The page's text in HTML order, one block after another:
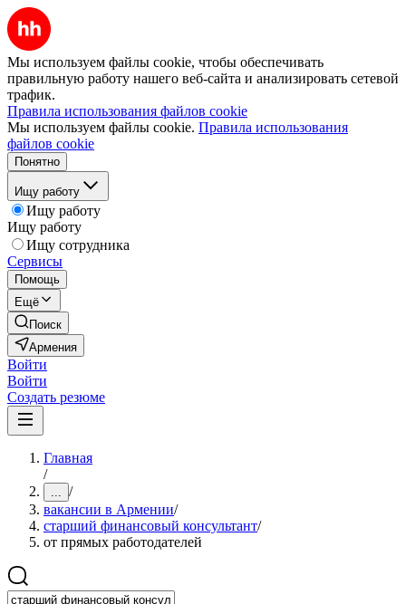
Мы используем файлы cookie, чтобы обеспечивать
правильную работу нашего веб-сайта и анализировать сетевой
трафик.
Правила использования файлов cookie
Мы используем файлы cookie. Правила использования
файлов cookie
Понятно
Ищу работу
Ищу работу
Ищу работу
Ищу сотрудника
Сервисы
Помощь
Ещё
Поиск
Армения
Войти
Войти
Создать резюме
Главная
/
... /
вакансии в Армении/
старший финансовый консультант/
от прямых работодателей